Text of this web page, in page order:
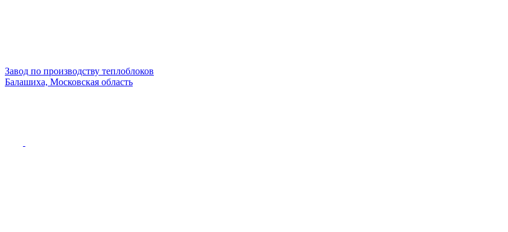
Завод по производству теплоблоков
Балашиха, Московская область